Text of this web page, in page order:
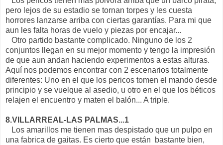
pero lejos de su estadio se tornan torpes y les cuesta
horrores lanzarse arriba con ciertas garantías. Para mi que
aun les falta horas de vuelo y piezas por encajar...
Otro partido bastante complicado. Ninguno de los 2
conjuntos llegan en su mejor momento y tengo la impresión
de que aun andan haciendo experimentos a estas alturas.
Aquí nos podemos encontrar con 2 escenarios totalmente
diferentes: Uno en el que los pericos tomen el mando desde
principio y se vuelque al asedio, u otro en el que los béticos
relajen el encuentro y maten el balón... A triple.
8.VILLARREAL-LAS PALMAS...1
Los amarillos me tienen mas despistado que un pulpo en
una fabrica de gaitas. Es cierto que están bastante bien,